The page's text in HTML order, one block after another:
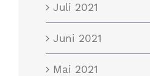
Juli 2021
Juni 2021
Mai 2021